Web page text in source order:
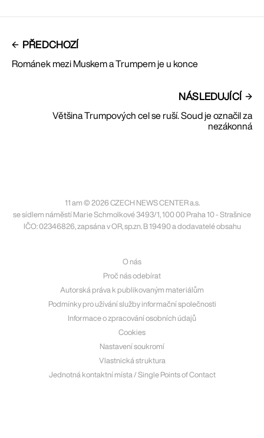
PŘEDCHOZÍ
Románek mezi Muskem a Trumpem je u konce
NÁSLEDUJÍCÍ
Většina Trumpových cel se ruší. Soud je označil za
nezákonná
11 am © 2026 CZECH NEWS CENTER a.s.
se sídlem náměstí Marie Schmolkové 3493/1, 100 00 Praha 10 - Strašnice
IČO: 02346826, zapsána v OR, sp.zn. B 19490 a dodavatelé obsahu
O nás
Proč nás odebírat
Autorská práva k publikovaným materiálům
Podmínky pro užívání služby informační společnosti
Informace o zpracování osobních údajů
Cookies
Nastavení soukromí
Vlastnická struktura
Jednotná kontaktní místa / Single Points of Contact